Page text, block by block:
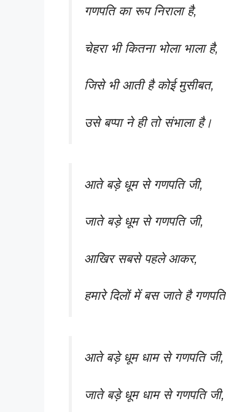
गणपति का रूप निराला है,
चेहरा भी कितना भोला भाला है,
जिसे भी आती है कोई मुसीबत,
उसे बप्पा ने ही तो संभाला है।
आते बड़े धूम से गणपति जी,
जाते बड़े धूम से गणपति जी,
आखिर सबसे पहले आकर,
हमारे दिलों में बस जाते है
आते बड़े धूम धाम से गणपति जी,
जाते बड़े धूम धाम से गणपति जी,